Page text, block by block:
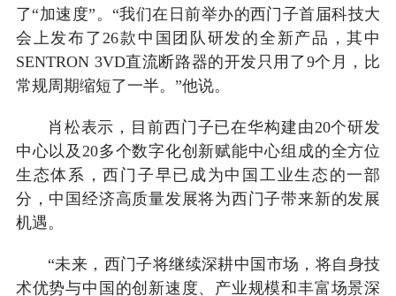
了“加速度”。“我们在日前举办的西门子首届科技大
会上发布了26款中国团队研发的全新产品，其中
SENTRON 3VD直流断路器的开发只用了9个月，比
常规周期缩短了一半。”他说。
肖松表示，目前西门子已在华构建由20个研发
中心以及20多个数字化创新赋能中心组成的全方位
生态体系，西门子早已成为中国工业生态的一部
分，中国经济高质量发展将为西门子带来新的发展
机遇。
“未来，西门子将继续深耕中国市场，将自身技
术优势与中国的创新速度、产业规模和丰富场景深